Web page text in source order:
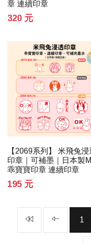
章 連續印章
320 元
【2069系列】 米飛兔浸
印章｜可補墨｜日本製
乖寶寶印章 連續印章
195 元
1